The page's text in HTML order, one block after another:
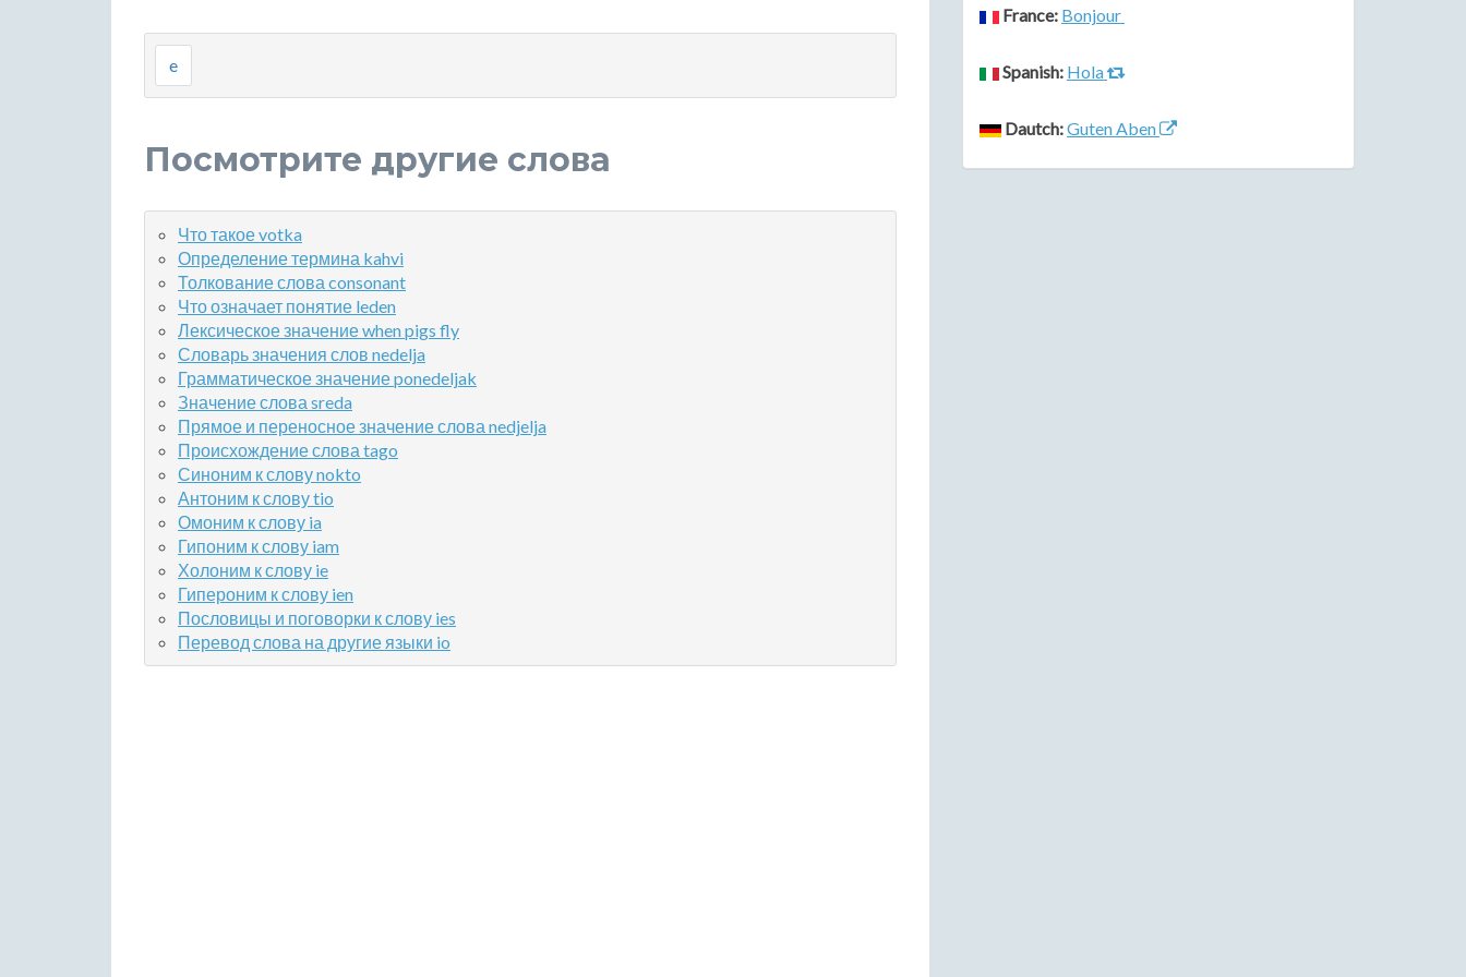
e
Посмотрите другие слова
Что такое votka
Определение термина kahvi
Толкование слова consonant
Что означает понятие leden
Лексическое значение when pigs fly
Словарь значения слов nedelja
Грамматическое значение ponedeljak
Значение слова sreda
Прямое и переносное значение слова nedjelja
Происхождение слова tago
Синоним к слову nokto
Антоним к слову tio
Омоним к слову ia
Гипоним к слову iam
Холоним к слову ie
Гипероним к слову ien
Пословицы и поговорки к слову ies
Перевод слова на другие языки io
France: Bonjour
Spanish: Hola
Dautch:Guten Aben